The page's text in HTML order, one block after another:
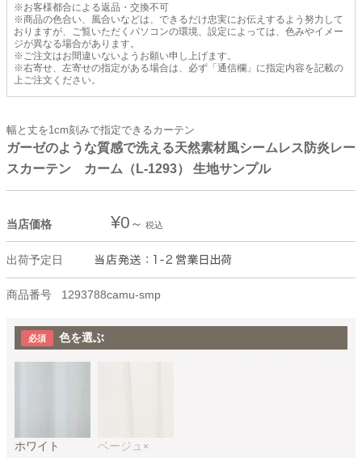
※お客様都合による返品・交換不可
※商品の色合い、風合いなどは、できるだけ忠実にお伝えするよう努力して
おりますが、ご覧いただくパソコンの環境、設定によっては、色みやイメー
ジが異なる場合があります。
※ご注文はお間違いないようお願い申し上げます。
※右寄せ、左寄せの指定がある場合は、必ず「通信欄」に指定内容を記載の
上ご注文ください。
幅と丈を1cm刻みで指定できるカーテン
ガーゼのような質感で洗える天然素材風シームレス防炎レー
スカーテン カーム（L-1293） 生地サンプル
当店価格 ¥0 税込
出荷予定日
商品番号 1293788camu-smp
色を選ぶ
ホワイト ベージュ ×